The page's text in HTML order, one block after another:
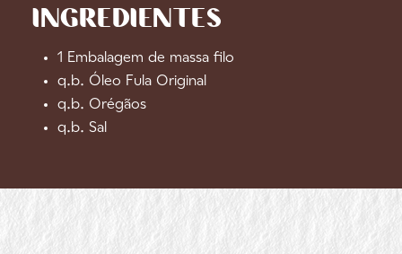
INGREDIENTES
1 Embalagem de massa filo
q.b. Óleo Fula Original
q.b. Orégãos
q.b. Sal